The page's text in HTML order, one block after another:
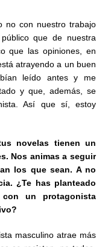
no con nuestro trabajo
que de nuestra
que las opiniones, en
atrayendo a un buen
leído antes y me
y que, además, se
Así que sí, estoy
novelas tienen un
Nos animas a seguir
los que sean. A no
¿Te has planteado
un protagonista
masculino atrae más